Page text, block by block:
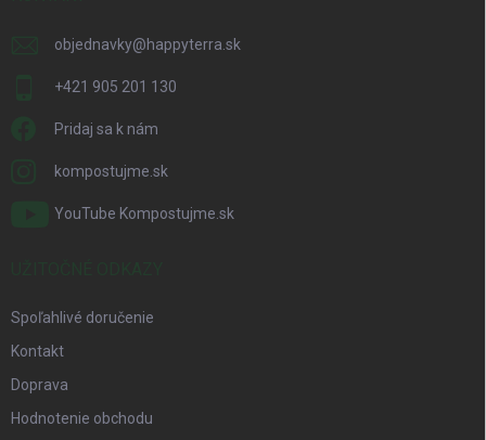
objednavky@happyterra.sk
+421 905 201 130
Pridaj sa k nám
kompostujme.sk
YouTube Kompostujme.sk
Spoľahlivé doručenie
Kontakt
Doprava
Hodnotenie obchodu